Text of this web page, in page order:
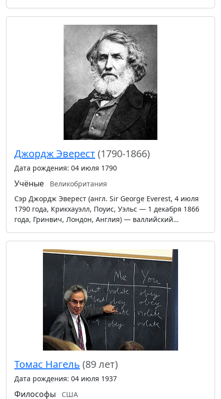
Джордж Эверест (1790-1866)
Дата рождения: 04 июля 1790
Учёные
Великобритания
Сэр Джордж Эверест (англ. Sir George Everest, 4 июля
1790 года, Крикхауэлл, Поуис, Уэльс — 1 декабря 1866
года, Гринвич, Лондон, Англия) — валлийский…
Томас Нагель (89 лет)
Дата рождения: 04 июля 1937
Философы США